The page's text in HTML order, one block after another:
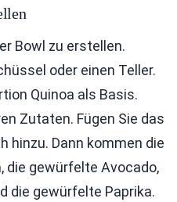
Bowl zu erstellen.
oder einen Teller.
Quinoa als Basis.
Zutaten. Fügen Sie das
hinzu. Dann kommen die
die gewürfelte Avocado,
die gewürfelte Paprika.